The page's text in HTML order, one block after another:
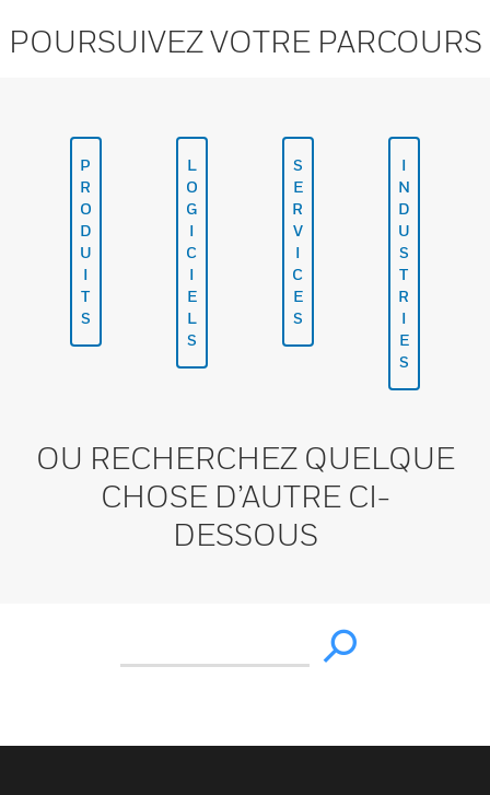
POURSUIVEZ VOTRE PARCOURS
P
R
O
D
U
I
T
S
L
O
G
I
C
I
E
L
S
S
E
R
V
I
C
E
S
I
N
D
U
S
T
R
I
E
S
OU RECHERCHEZ QUELQUE
CHOSE D’AUTRE CI-
DESSOUS